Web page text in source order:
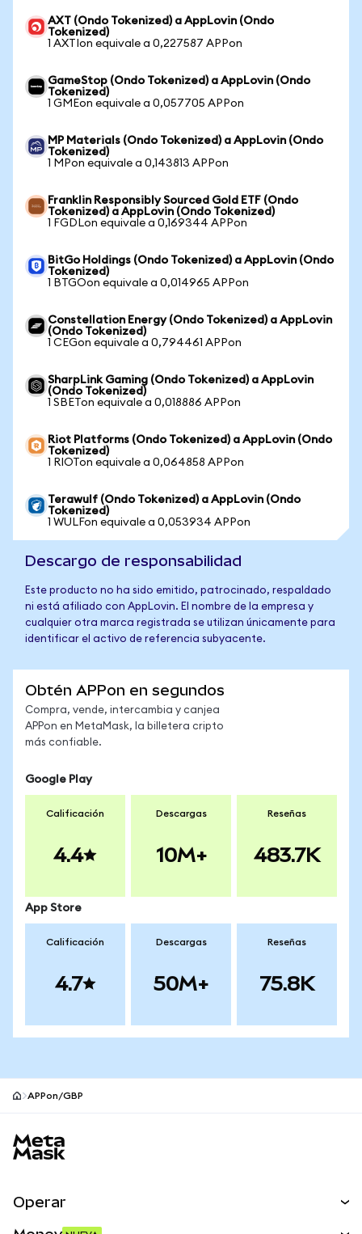
AXT (Ondo Tokenized) a AppLovin (Ondo
Tokenized)
1 AXTIon equivale a 0,227587 APPon
GameStop (Ondo Tokenized) a AppLovin (Ondo
Tokenized)
1 GMEon equivale a 0,057705 APPon
MP Materials (Ondo Tokenized) a AppLovin (Ondo
Tokenized)
1 MPon equivale a 0,143813 APPon
Franklin Responsibly Sourced Gold ETF (Ondo
Tokenized) a AppLovin (Ondo Tokenized)
1 FGDLon equivale a 0,169344 APPon
BitGo Holdings (Ondo Tokenized) a AppLovin (Ondo
Tokenized)
1 BTGOon equivale a 0,014965 APPon
Constellation Energy (Ondo Tokenized) a AppLovin
(Ondo Tokenized)
1 CEGon equivale a 0,794461 APPon
SharpLink Gaming (Ondo Tokenized) a AppLovin
(Ondo Tokenized)
1 SBETon equivale a 0,018886 APPon
Riot Platforms (Ondo Tokenized) a AppLovin (Ondo
Tokenized)
1 RIOTon equivale a 0,064858 APPon
Terawulf (Ondo Tokenized) a AppLovin (Ondo
Tokenized)
1 WULFon equivale a 0,053934 APPon
Descargo de responsabilidad
Este producto no ha sido emitido, patrocinado, respaldado
ni está afiliado con AppLovin. El nombre de la empresa y
cualquier otra marca registrada se utilizan únicamente para
identificar el activo de referencia subyacente.
Obtén APPon en segundos
Compra, vende, intercambia y canjea
APPon en MetaMask, la billetera cripto
más confiable.
Google Play
Calificación
4.4
Descargas
10M+
Reseñas
483.7K
App Store
Calificación
4.7
Descargas
50M+
Reseñas
75.8K
APPon/GBP
Operar